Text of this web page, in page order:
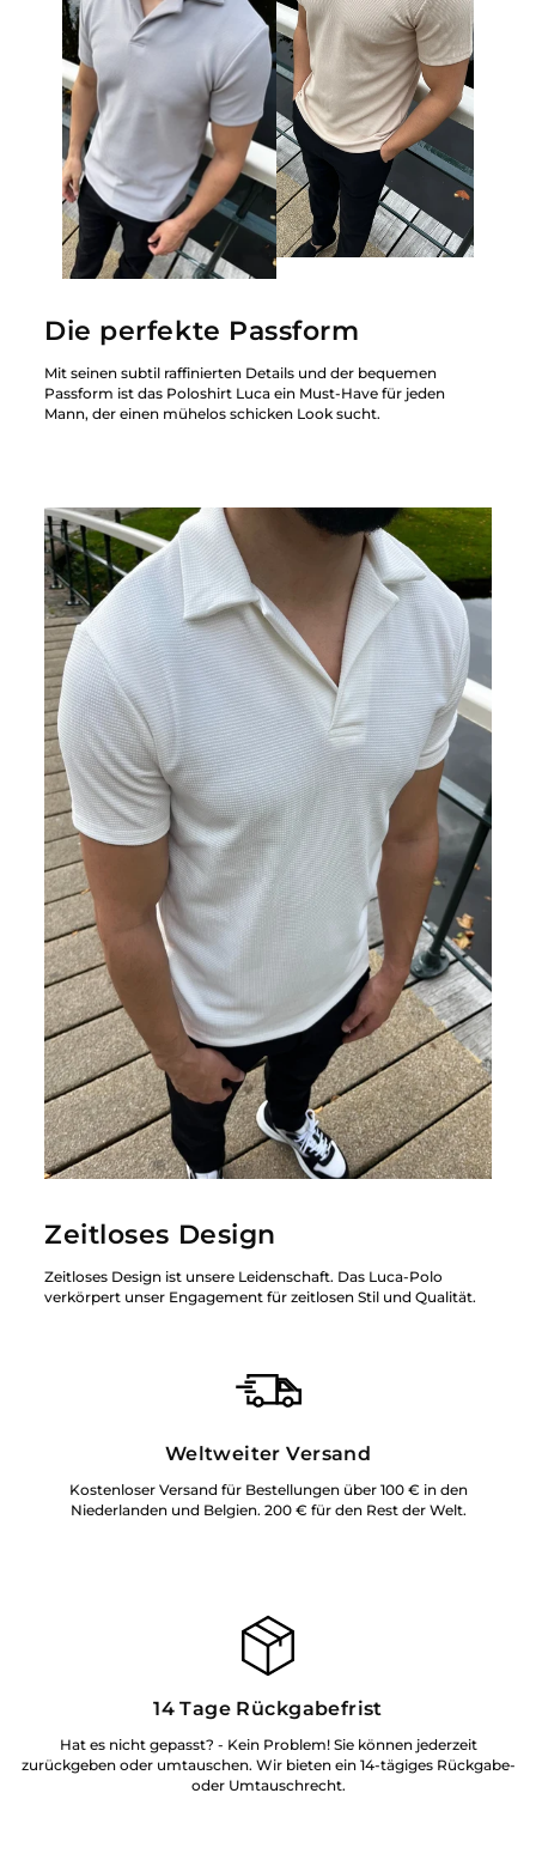
Die perfekte Passform
Mit seinen subtil raffinierten Details und der bequemen
Passform ist das Poloshirt Luca ein Must-Have für jeden
Mann, der einen mühelos schicken Look sucht.
Zeitloses Design
Zeitloses Design ist unsere Leidenschaft. Das Luca-Polo
verkörpert unser Engagement für zeitlosen Stil und Qualität.
Weltweiter Versand
Kostenloser Versand für Bestellungen über 100 € in den
Niederlanden und Belgien. 200 € für den Rest der Welt.
14 Tage Rückgabefrist
Hat es nicht gepasst? - Kein Problem! Sie können jederzeit
zurückgeben oder umtauschen. Wir bieten ein 14-tägiges Rückgabe-
oder Umtauschrecht.